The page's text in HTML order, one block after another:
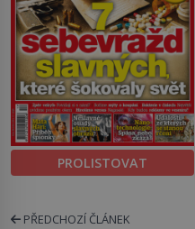
PROLISTOVAT
PŘEDCHOZÍ ČLÁNEK